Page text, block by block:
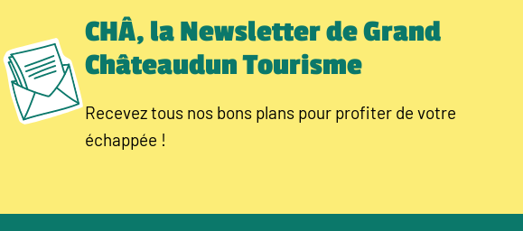
CHÂ, la Newsletter de Grand
Châteaudun Tourisme
Recevez tous nos bons plans pour profiter de votre
échappée !